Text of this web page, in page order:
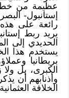
عظيمة من
إستانبول-
رائعة على
يريد ربط
الحديدي إلى
يستخدم هذا
بريطانيا
الكبرى، بل ولا
وأذنابهم أن
الخلافة